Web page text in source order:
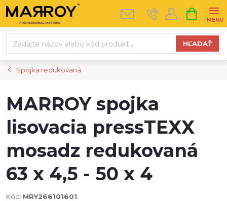
Prejsť
na
HĽADAŤ
KOŠÍK
Spojka redukovaná
MARROY spojka
lisovacia pressTEXX
mosadz redukovaná
63 x 4,5 - 50 x 4
Kód: MRY266101601